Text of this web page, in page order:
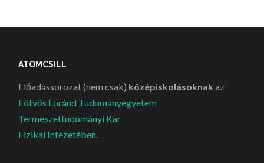
ATOMCSILL
Előadássorozat (nem csak) középiskolásoknak az
Eötvös Loránd Tudományegyetem
Természettudományi Kar
Fizikai Intézetében